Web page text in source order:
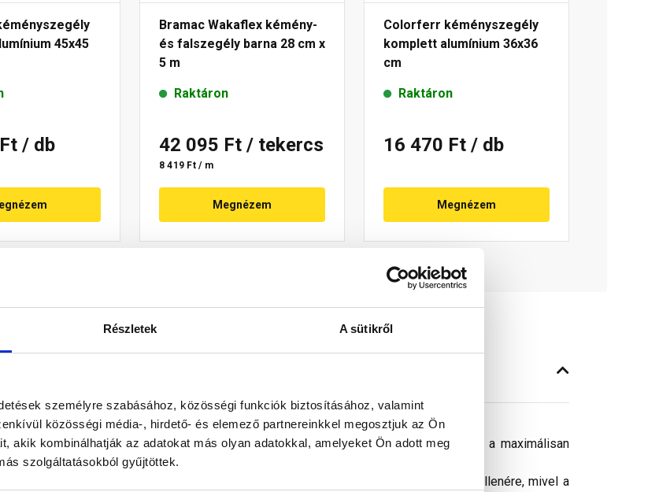
Részletek A sütikről
személyre szabásához, közösségi funkciók biztosításához, valamint
közösségi média-, hirdető- és elemező partnereinkkel megosztjuk az Ön
akik kombinálhatják az adatokat más olyan adatokkal, amelyeket Ön adott meg
szolgáltatásokból gyűjtöttek.
45x45
/ db
Bramac Wakaflex kémény-
és falszegély barna 28 cm x
5 m
Raktáron
42 095 Ft / tekercs
8 419 Ft / m
Megnézem
Colorferr kéményszegély
komplett alumínium 36x36
cm
Raktáron
16 470 Ft / db
Megnézem
szalag, alumínium hálóerősítéssel, teljes felületén öntapadó butyl felülettel a maximálisan
a termékeink színének a lehető leginkább valósághű megjelenítését. Ennek ellenére, mivel a